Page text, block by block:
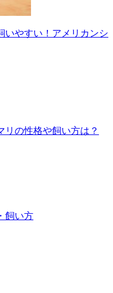
いやすい！アメリカンシ
リの性格や飼い方は？
飼い方